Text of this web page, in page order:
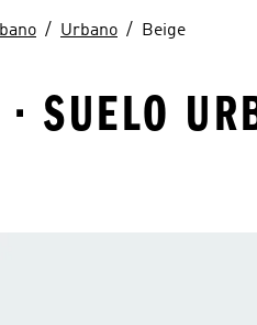
Urbano Beige
SUELO